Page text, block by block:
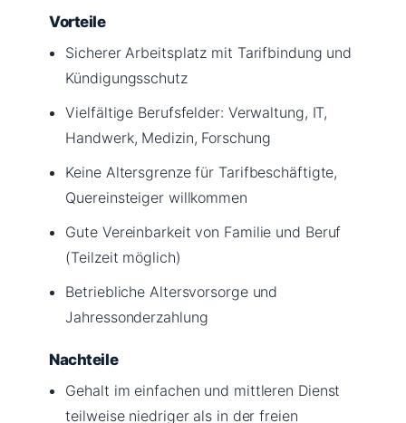
Vorteile
Sicherer Arbeitsplatz mit Tarifbindung und
Kündigungsschutz
Vielfältige Berufsfelder: Verwaltung, IT,
Handwerk, Medizin, Forschung
Keine Altersgrenze für Tarifbeschäftigte,
Quereinsteiger willkommen
Gute Vereinbarkeit von Familie und Beruf
(Teilzeit möglich)
Betriebliche Altersvorsorge und
Jahressonderzahlung
Nachteile
Gehalt im einfachen und mittleren Dienst
teilweise niedriger als in der freien